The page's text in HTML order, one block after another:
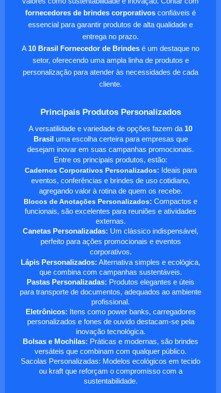
fornecedores de brindes corporativos confiáveis é
essencial para garantir produtos de alta qualidade e
entrega no prazo.
A 10 Brasil Fornecedor de Brindes é um destaque no
setor, oferecendo uma ampla linha de produtos e
personalização para atender às necessidades de cada
cliente.
Principais Produtos Personalizados
A versatilidade e variedade de opções fazem da 10
Brasil uma escolha certeira para empresas que
desejam inovar em suas campanhas promocionais.
Entre os principais produtos, estão:
Cadernos Corporativos Personalizados: Ideais para
eventos, conferências e brindes de uso cotidiano,
agregando valor à rotina de quem os recebe.
Blocos de Anotações Personalizados: Compactos e
funcionais, são excelentes para reuniões e atividades
externas.
Canetas Personalizadas: Um clássico indispensável,
perfeito para ações promocionais e eventos
corporativos.
Lápis Personalizados: Alternativa simples e ecológica,
que combina com campanhas sustentáveis.
Pastas Personalizadas: Produtos elegantes e úteis
para transporte de documentos, adequados ao ambiente
profissional.
Eletrônicos: Itens como power banks, carregadores
personalizados e fones de ouvido destacam-se pela
inovação tecnológica.
Bolsas e Mochilas: Práticas e modernas, são brindes
versáteis que combinam com qualquer público.
Sacolas Personalizadas: Modelos ecológicos em tecido
ou kraft que reforçam o compromisso com a
sustentabilidade.